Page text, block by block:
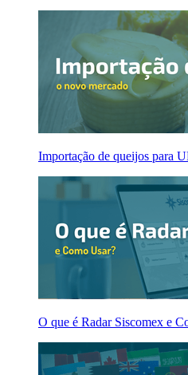
Importação de queijos para
O que é Radar Siscomex e